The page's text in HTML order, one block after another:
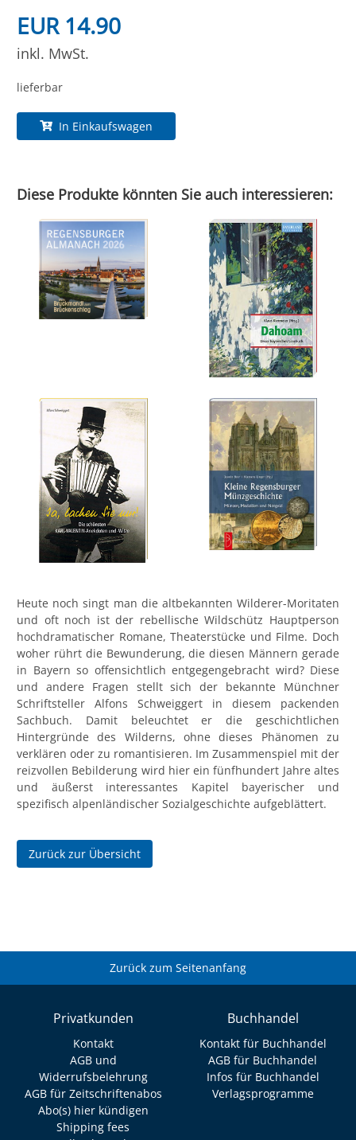
EUR 14.90
inkl. MwSt.
lieferbar
In Einkaufswagen
Diese Produkte könnten Sie auch interessieren:
Heute noch singt man die altbekannten Wilderer-Moritaten
und oft noch ist der rebellische Wildschütz Hauptperson
hochdramatischer Romane, Theaterstücke und Filme. Doch
woher rührt die Bewunderung, die diesen Männern gerade
in Bayern so offensichtlich entgegengebracht wird? Diese
und andere Fragen stellt sich der bekannte Münchner
Schriftsteller Alfons Schweiggert in diesem packenden
Sachbuch. Damit beleuchtet er die geschichtlichen
Hintergründe des Wilderns, ohne dieses Phänomen zu
verklären oder zu romantisieren. Im Zusammenspiel mit der
reizvollen Bebilderung wird hier ein fünfhundert Jahre altes
und äußerst interessantes Kapitel bayerischer und
spezifisch alpenländischer Sozialgeschichte aufgeblättert.
Zurück zur Übersicht
Zurück zum Seitenanfang
Privatkunden
Kontakt
AGB und
Widerrufsbelehrung
AGB für Zeitschriftenabos
Abo(s) hier kündigen
Shipping fees
Buchhandel
Kontakt für Buchhandel
AGB für Buchhandel
Infos für Buchhandel
Verlagsprogramme